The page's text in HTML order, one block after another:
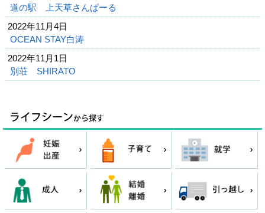
道の駅 上天草さんぱーる
2022年11月4日
OCEAN STAY白涛
2022年11月1日
別荘 SHIRATO